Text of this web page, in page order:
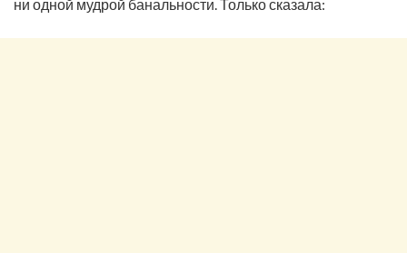
ни одной мудрой банальности. Только сказала: